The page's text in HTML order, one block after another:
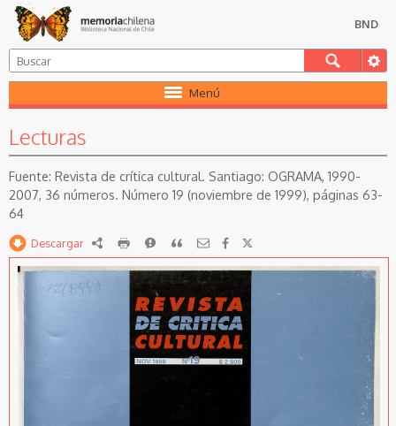
BND
Menú
Lecturas
Revista de crítica cultural. Santiago: OGRAMA, 1990-
2007, 36 números. Número 19 (noviembre de 1999), páginas 63-
64
Descargar RDF imprimirReportarCitar